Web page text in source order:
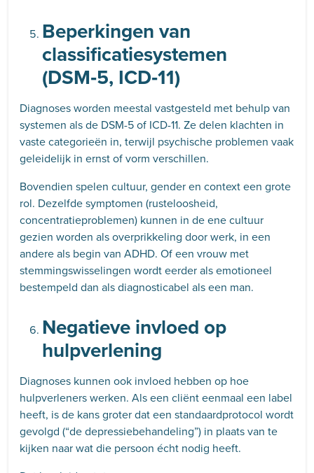
Beperkingen van
classificatiesystemen
(DSM‑5, ICD‑11)
Diagnoses worden meestal vastgesteld met behulp van
systemen als de DSM-5 of ICD-11. Ze delen klachten in
vaste categorieën in, terwijl psychische problemen vaak
geleidelijk in ernst of vorm verschillen.
Bovendien spelen cultuur, gender en context een grote
rol. Dezelfde symptomen (rusteloosheid,
concentratieproblemen) kunnen in de ene cultuur
gezien worden als overprikkeling door werk, in een
andere als begin van ADHD. Of een vrouw met
stemmingswisselingen wordt eerder als emotioneel
bestempeld dan als diagnosticabel als een man.
Negatieve invloed op
hulpverlening
Diagnoses kunnen ook invloed hebben op hoe
hulpverleners werken. Als een cliënt eenmaal een label
heeft, is de kans groter dat een standaardprotocol wordt
gevolgd (“de depressiebehandeling”) in plaats van te
kijken naar wat die persoon écht nodig heeft.